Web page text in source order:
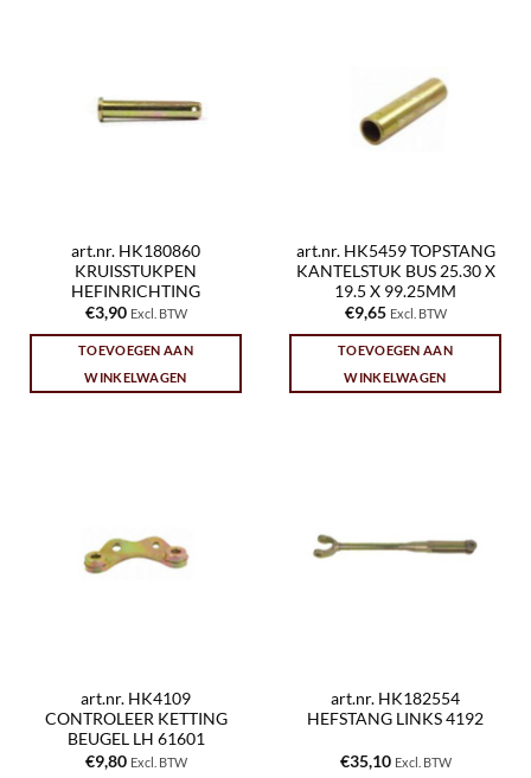
art.nr. HK180860
KRUISSTUKPEN
HEFINRICHTING
€3,90 Excl. BTW
TOEVOEGEN AAN
WINKELWAGEN
art.nr. HK5459 TOPSTANG
KANTELSTUK BUS 25.30 X
19.5 X 99.25MM
€9,65 Excl. BTW
TOEVOEGEN AAN
WINKELWAGEN
art.nr. HK4109
CONTROLEER KETTING
BEUGEL LH 61601
€9,80 Excl. BTW
art.nr. HK182554
HEFSTANG LINKS 4192
€35,10 Excl. BTW